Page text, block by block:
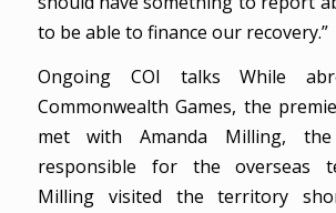
to be able to finance our recovery.”
Ongoing COI talks While
Commonwealth Games, the
met with Amanda Milling,
responsible for the overseas
Milling visited the territory